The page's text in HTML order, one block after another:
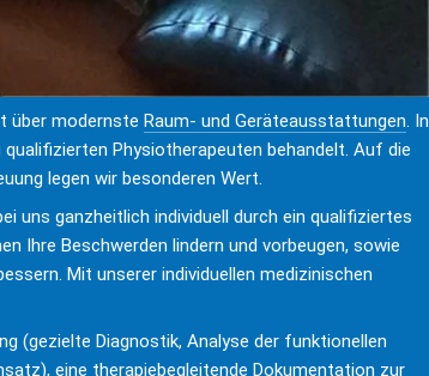
über modernste Raum- und Geräteausstattungen. In
Physiotherapeuten behandelt. Auf die
legen wir besonderen Wert.
uns ganzheitlich individuell durch ein qualifiziertes
Ihre Beschwerden lindern und vorbeugen, sowie
Mit unserer individuellen medizinischen
(gezielte Diagnostik, Analyse der funktionellen
eine therapiebegleitende Dokumentation zur